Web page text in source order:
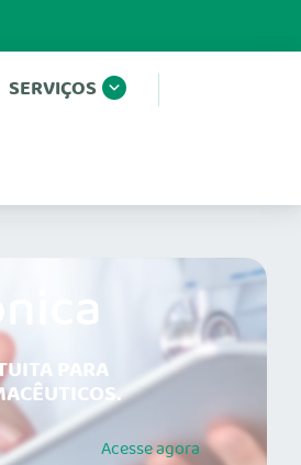
SERVIÇOS
PARA
Acesseagora